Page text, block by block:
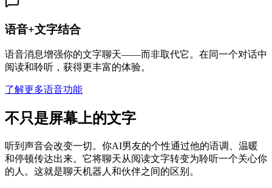
语音+文字结合
语音消息增强你的文字聊天——而非取代它。在同一个对话中
阅读和聆听，获得更丰富的体验。
了解更多语音功能
不只是屏幕上的文字
听到声音会改变一切。你AI男友的个性通过他的语调、温暖
和停顿传达出来。它将聊天从阅读文字转变为聆听一个关心你
的人。这就是聊天机器人和伙伴之间的区别。